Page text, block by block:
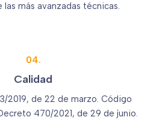
más avanzadas técnicas.
04.
Calidad
2019, de 22 de marzo. Código
470/2021, de 29 de junio.